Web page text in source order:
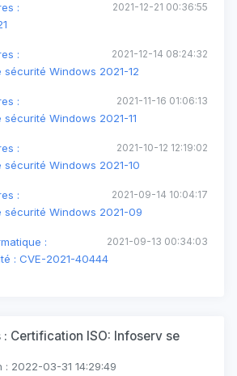
2021-12-21 00:36:55
:
2021-12-14 08:24:32
:
sécurité Windows 2021-12
2021-11-16 01:06:13
:
Windows 2021-11
2021-10-12 12:19:02
:
sécurité Windows 2021-10
2021-09-14 10:04:17
:
sécurité Windows 2021-09
2021-09-13 00:34:03
:
: CVE-2021-40444
: Certification ISO: Infoserv se
2022-03-31 14:29:49